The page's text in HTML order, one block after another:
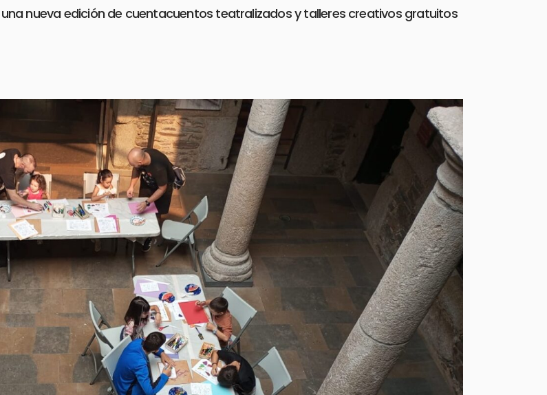
nueva edición de cuentacuentos teatralizados y talleres creativos gratuitos